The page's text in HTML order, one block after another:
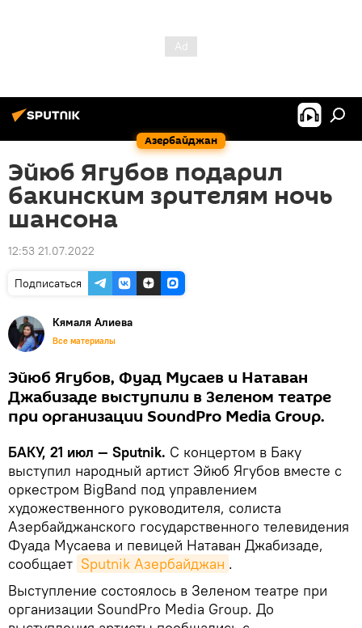
Азербайджан
Эйюб Ягубов подарил
бакинским зрителям ночь
шансона
12:53 21.07.2022
Подписаться
Кямаля Алиева
Все материалы
Эйюб Ягубов, Фуад Мусаев и Натаван
Джабизаде выступили в Зеленом театре
при организации SoundPro Media Group.
БАКУ, 21 июл — Sputnik. С концертом в Баку
выступил народный артист Эйюб Ягубов вместе с
оркестром BigBand под управлением
художественного руководителя, солиста
Азербайджанского государственного телевидения
Фуада Мусаева и певицей Натаван Джабизаде,
сообщает Sputnik Азербайджан .
Выступление состоялось в Зеленом театре при
организации SoundPro Media Group. До